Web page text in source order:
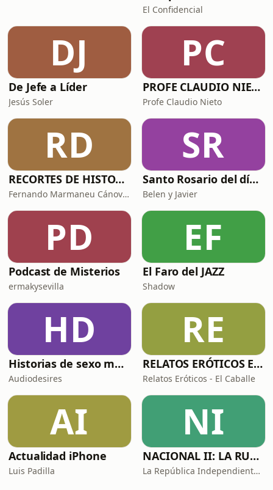
El Confidencial
DJ
De Jefe a Líder
Jesús Soler
PC
PROFE CLAUDIO NIETO
Profe Claudio Nieto
RD
RECORTES DE HISTORIA Y CIENCIA
Fernando Marmaneu Cánovas
SR
Santo Rosario del día. 🙏 Reza con nosotros en castellano 🇪🇸
Belen y Javier
PD
Podcast de Misterios
ermakysevilla
EF
El Faro del JAZZ
Shadow
HD
Historias de sexo muy intensas y calientes
Audiodesires
RE
RELATOS ERÓTICOS El Caballero Oscuro
Relatos Eróticos - El Caballe
AI
Actualidad iPhone
Luis Padilla
NI
NACIONAL II: LA RUTA DEL EXILIO
La República Independiente de la Radio